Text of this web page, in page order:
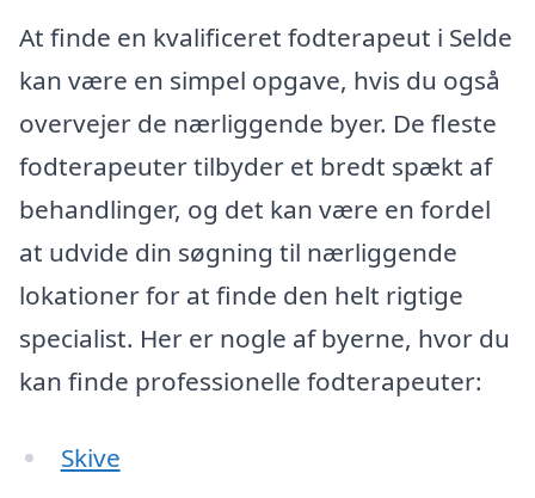
At finde en kvalificeret fodterapeut i Selde
kan være en simpel opgave, hvis du også
overvejer de nærliggende byer. De fleste
fodterapeuter tilbyder et bredt spækt af
behandlinger, og det kan være en fordel
at udvide din søgning til nærliggende
lokationer for at finde den helt rigtige
specialist. Her er nogle af byerne, hvor du
kan finde professionelle fodterapeuter:
Skive